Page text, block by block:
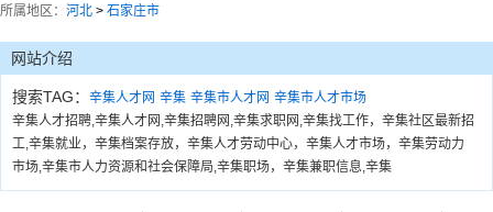
所属地区： 河北 > 石家庄市
网站介绍
搜索TAG： 辛集人才网 辛集 辛集市人才网 辛集市人才市场
辛集人才招聘,辛集人才网,辛集招聘网,辛集求职网,辛集找工作，辛集社区最新招
工,辛集就业，辛集档案存放，辛集人才劳动中心，辛集人才市场，辛集劳动力
市场,辛集市人力资源和社会保障局,辛集职场，辛集兼职信息,辛集